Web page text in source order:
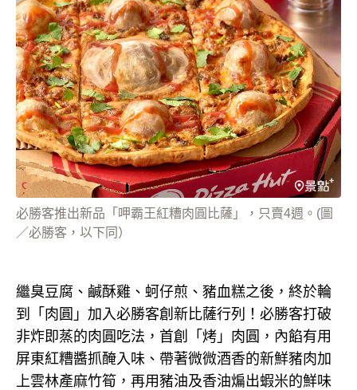
必勝客推出新品「呷霸王紅糟肉圓比薩」，只賣4週。(圖
／必勝客，以下同）
繼臭豆腐、鹹酥雞、蚵仔煎、豬血糕之後，終於輪
到「肉圓」加入必勝客創新比薩行列！必勝客打破
非炸即蒸的肉圓吃法，首創「烤」肉圓，內餡有用
屏東紅糟醬抓醃入味、帶著微微酒香的新鮮豬肉加
上雲林產麻竹筍，再用豬油及香油煸出蝦米的鮮味